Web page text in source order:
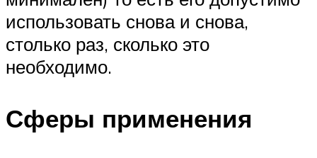
использовать снова и снова,
столько раз, сколько это
необходимо.
Сферы применения